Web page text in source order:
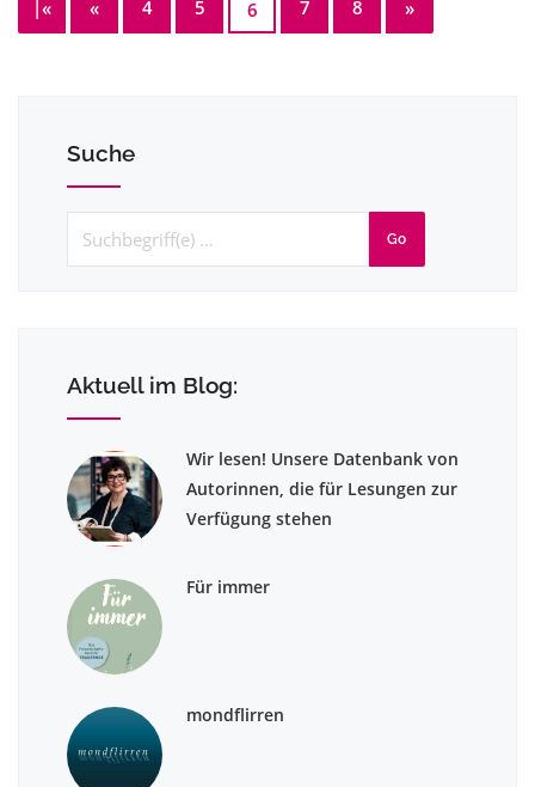
|« « 4 5 6 7 8 »
Suche
Go
Aktuell im Blog:
Wir lesen! Unsere Datenbank von
Autorinnen, die für Lesungen zur
Verfügung stehen
Für immer
mondflirren